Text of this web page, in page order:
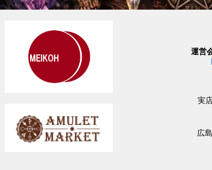
運営
実
広